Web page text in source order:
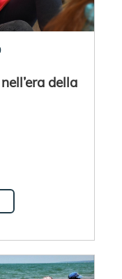
della